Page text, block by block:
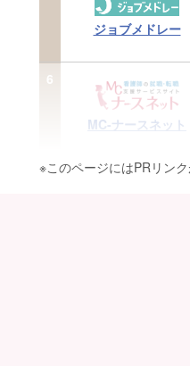
ジョブメドレー
6
MC-ナースネット
※このページにはPRリン